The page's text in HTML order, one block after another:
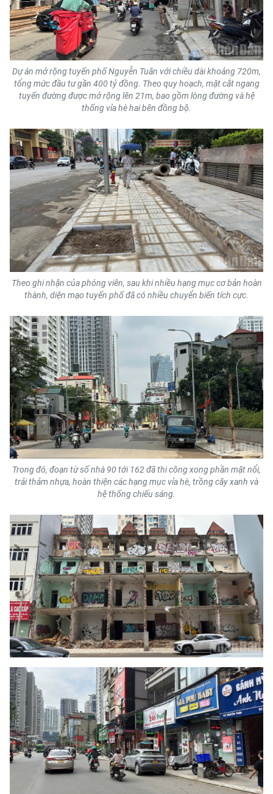
54 DÂN TỘC VIỆT NAM
CHƯƠNG TRÌNH OCOP - MỖI XÃ
MỘT SẢN PHẨM
RADIO
MEDIA CENTER
E-Magazine
Video
Media Chính trị
Media Kinh tế
Media Văn hóa
Media Xã hội
Media Pháp luật
Media Du lịch
Media Thế giới
Media Thể thao
Media Giáo dục
Media Y tế
Media Khoa học - Công nghệ
Ảnh
Infographic
TIN MỚI
TIN ĐỊA PHƯƠNG
Trung du và miền núi phía Bắc
Đồng bằng sông Hồng
Bắc Trung Bộ
Duyên hải Nam Trung Bộ và Tây
Nguyên
Đông Nam Bộ
Dự án mở rộng tuyến phố Nguyễn Tuân với chiều dài khoảng 720m,
tổng mức đầu tư gần 400 tỷ đồng. Theo quy hoạch, mặt cắt ngang
tuyến đường được mở rộng lên 21m, bao gồm lòng đường và hệ
thống vỉa hè hai bên đồng bộ.
Theo ghi nhận của phóng viên, sau khi nhiều hạng mục cơ bản hoàn
thành, diện mạo tuyến phố đã có nhiều chuyển biến tích cực.
Trong đó, đoạn từ số nhà 90 tới 162 đã thi công xong phần mặt nổi,
trải thảm nhựa, hoàn thiện các hạng mục vỉa hè, trồng cây xanh và
hệ thống chiếu sáng.